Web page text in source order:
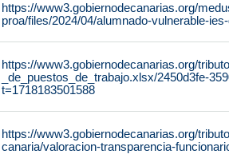
https://www3.gobiernodecanarias.org/
proa/files/2024/04/alumnado-vulnerable-
https://www3.gobiernodecanarias.org/
_de_puestos_de_trabajo.xlsx/2450d3fe-
t=1718183501588
https://www3.gobiernodecanarias.org/
canaria/valoracion-transparencia-